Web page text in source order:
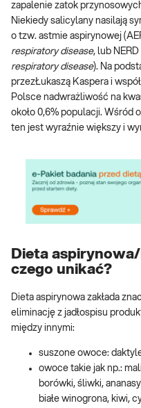
zapalenie zatok
Niekiedy salicylany nasilają
o tzw. astmie aspirynowej
respiratory disease, lub NERD
respiratory disease). Na
przezŁukaszą Kaspera i
Polsce nadwrażliwość na
około 0,6% populacji. Wśród
ten jest wyraźnie większy i
Dieta
czego unikać?
Dieta aspirynowa zakłada
eliminację z jadłospisu
między innymi:
suszone owoce:
owoce takie jak np.:
borówki, śliwki,
białe winogrona, kiwi,